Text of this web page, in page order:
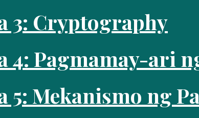
3: Cryptography
4: Pagmamay-ari
5: Mekanismo ng